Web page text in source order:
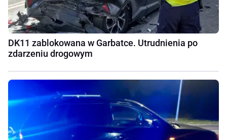
DK11 zablokowana w Garbatce. Utrudnienia po
zdarzeniu drogowym